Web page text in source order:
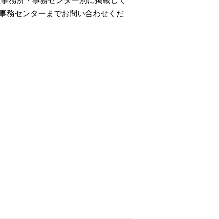
務センターまでお問い合わせくだ